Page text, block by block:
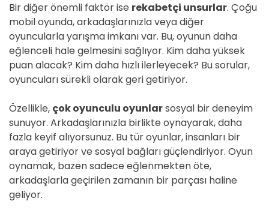
Bir diğer önemli faktör ise rekabetçi unsurlar. Çoğu
mobil oyunda, arkadaşlarınızla veya diğer
oyuncularla yarışma imkanı var. Bu, oyunun daha
eğlenceli hale gelmesini sağlıyor. Kim daha yüksek
puan alacak? Kim daha hızlı ilerleyecek? Bu sorular,
oyuncuları sürekli olarak geri getiriyor.
Özellikle, çok oyunculu oyunlarsosyal bir deneyim
sunuyor. Arkadaşlarınızla birlikte oynayarak, daha
fazla keyif alıyorsunuz. Bu tür oyunlar, insanları bir
araya getiriyor ve sosyal bağları güçlendiriyor. Oyun
oynamak, bazen sadece eğlenmekten öte,
arkadaşlarla geçirilen zamanın bir parçası haline
geliyor.